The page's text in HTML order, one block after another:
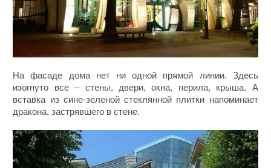
На фасаде дома нет ни одной прямой линии. Здесь
изогнуто все – стены, двери, окна, перила, крыша. А
вставка из сине-зеленой стеклянной плитки напоминает
дракона, застрявшего в стене.